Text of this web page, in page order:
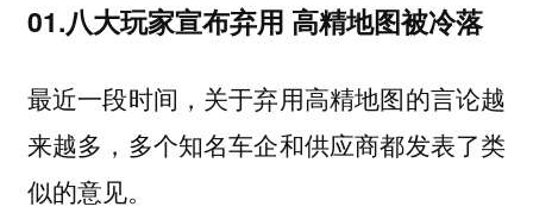
01.八大玩家宣布弃用 高精地图被冷落
最近一段时间，关于弃用高精地图的言论越
来越多，多个知名车企和供应商都发表了类
似的意见。